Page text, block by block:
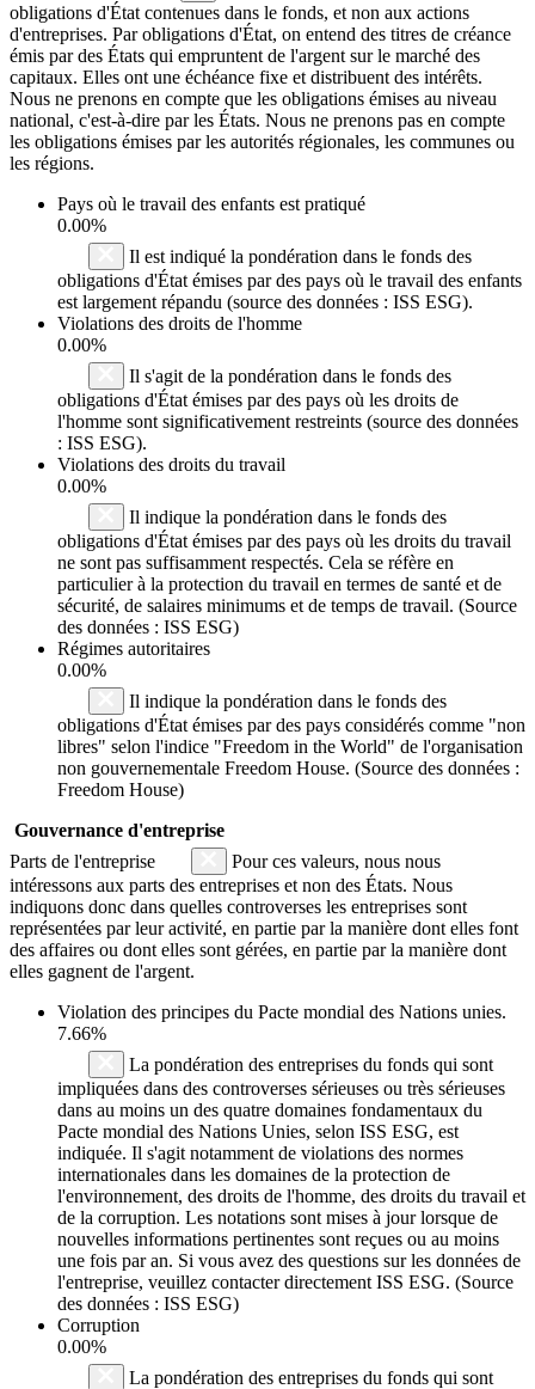
obligations d'État contenues dans le fonds, et non aux actions
d'entreprises. Par obligations d'État, on entend des titres de créance
émis par des États qui empruntent de l'argent sur le marché des
capitaux. Elles ont une échéance fixe et distribuent des intérêts.
Nous ne prenons en compte que les obligations émises au niveau
national, c'est-à-dire par les États. Nous ne prenons pas en compte
les obligations émises par les autorités régionales, les communes ou
les régions.
Pays où le travail des enfants est pratiqué
0.00%
Il est indiqué la pondération dans le fonds des
obligations d'État émises par des pays où le travail des enfants
est largement répandu (source des données : ISS ESG).
Violations des droits de l'homme
0.00%
Il s'agit de la pondération dans le fonds des
obligations d'État émises par des pays où les droits de
l'homme sont significativement restreints (source des données
: ISS ESG).
Violations des droits du travail
0.00%
Il indique la pondération dans le fonds des
obligations d'État émises par des pays où les droits du travail
ne sont pas suffisamment respectés. Cela se réfère en
particulier à la protection du travail en termes de santé et de
sécurité, de salaires minimums et de temps de travail. (Source
des données : ISS ESG)
Régimes autoritaires
0.00%
Il indique la pondération dans le fonds des
obligations d'État émises par des pays considérés comme "non
libres" selon l'indice "Freedom in the World" de l'organisation
non gouvernementale Freedom House. (Source des données :
Freedom House)
Gouvernance d'entreprise
Parts de l'entreprise
Pour ces valeurs, nous nous
intéressons aux parts des entreprises et non des États. Nous
indiquons donc dans quelles controverses les entreprises sont
représentées par leur activité, en partie par la manière dont elles font
des affaires ou dont elles sont gérées, en partie par la manière dont
elles gagnent de l'argent.
Violation des principes du Pacte mondial des Nations unies.
7.66%
La pondération des entreprises du fonds qui sont
impliquées dans des controverses sérieuses ou très sérieuses
dans au moins un des quatre domaines fondamentaux du
Pacte mondial des Nations Unies, selon ISS ESG, est
indiquée. Il s'agit notamment de violations des normes
internationales dans les domaines de la protection de
l'environnement, des droits de l'homme, des droits du travail et
de la corruption. Les notations sont mises à jour lorsque de
nouvelles informations pertinentes sont reçues ou au moins
une fois par an. Si vous avez des questions sur les données de
l'entreprise, veuillez contacter directement ISS ESG. (Source
des données : ISS ESG)
Corruption
0.00%
La pondération des entreprises du fonds qui sont